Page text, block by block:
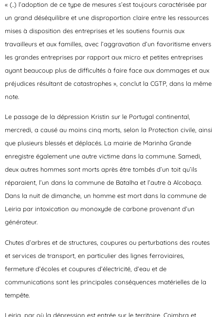
« (..) l’adoption de ce type de mesures s’est toujours caractérisée par
un grand déséquilibre et une disproportion claire entre les ressources
mises à disposition des entreprises et les soutiens fournis aux
travailleurs et aux familles, avec l’aggravation d’un favoritisme envers
les grandes entreprises par rapport aux micro et petites entreprises
ayant beaucoup plus de difficultés à faire face aux dommages et aux
préjudices résultant de catastrophes », conclut la CGTP, dans la même
note.
Le passage de la dépression Kristin sur le Portugal continental,
mercredi, a causé au moins cinq morts, selon la Protection civile, ainsi
que plusieurs blessés et déplacés. La mairie de Marinha Grande
enregistre également une autre victime dans la commune. Samedi,
deux autres hommes sont morts après être tombés d’un toit qu’ils
réparaient, l’un dans la commune de Batalha et l’autre à Alcobaça.
Dans la nuit de dimanche, un homme est mort dans la commune de
Leiria par intoxication au monoxyde de carbone provenant d’un
générateur.
Chutes d’arbres et de structures, coupures ou perturbations des routes
et services de transport, en particulier des lignes ferroviaires,
fermeture d’écoles et coupures d’électricité, d’eau et de
communications sont les principales conséquences matérielles de la
tempête.
Leiria, par où la dépression est entrée sur le territoire, Coimbra et